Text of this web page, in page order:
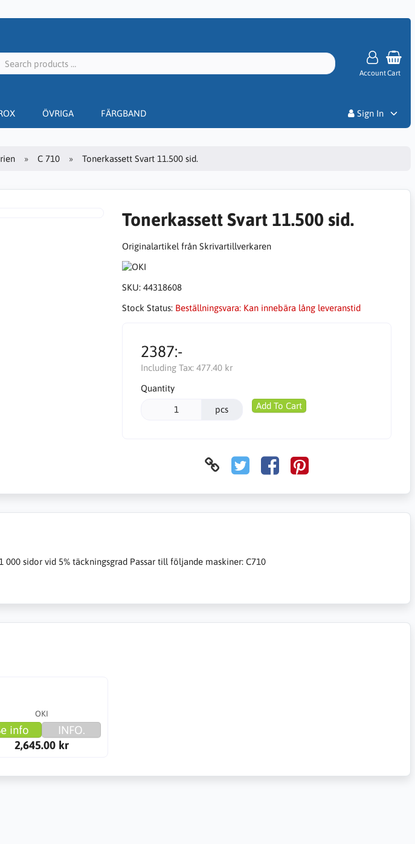
AccountCart
ÖVRIGA FÄRGBAND
Sign In
C 710 Tonerkassett Svart 11.500 sid.
Tonerkassett Svart 11.500 sid.
Originalartikel från Skrivartillverkaren
SKU: 44318608
Stock Status: Beställningsvara: Kan innebära lång leveranstid
2387:-
Including Tax: 477.40 kr
Quantity
pcs Add To Cart
000 sidor vid 5% täckningsgrad Passar till följande maskiner: C710
OKI
info
INFO.
2,645.00 kr